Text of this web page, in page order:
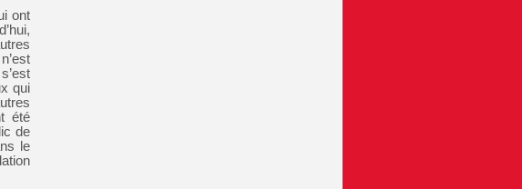
ont
qui
été
de
le